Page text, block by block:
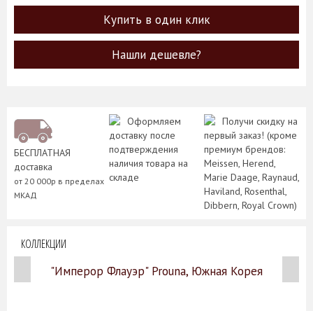
Купить в один клик
Нашли дешевле?
БЕСПЛАТНАЯ
доставка
от 20 000р в пределах
МКАД
Оформляем
доставку после
подтверждения
наличия товара на
складе
Получи скидку на
первый заказ! (кроме
премиум брендов:
Meissen, Herend,
Marie Daage, Raynaud,
Haviland, Rosenthal,
Dibbern, Royal Crown)
КОЛЛЕКЦИИ
"Имперор Флауэр" Prouna, Южная Корея